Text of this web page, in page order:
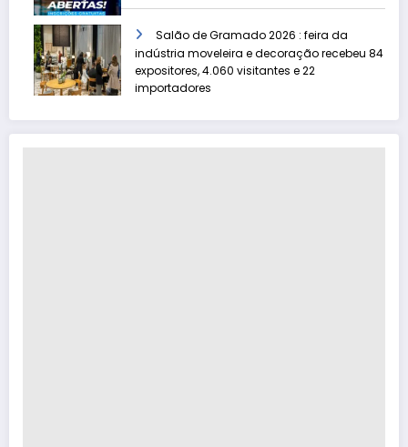
Salão de Gramado 2026 : feira da
indústria moveleira e decoração recebeu 84
expositores, 4.060 visitantes e 22
importadores